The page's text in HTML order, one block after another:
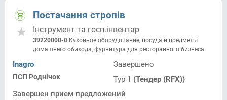
Постачання стропів
Інструмент та госп.інвентар
39220000-0 Кухонное оборудование, посуда и предметы
домашнего обихода, фурнитура для ресторанного бизнеса
Inagro
ПСП Роднічок
Завершено
Тур 1 (Тендер (RFX))
Завершен прием предложений